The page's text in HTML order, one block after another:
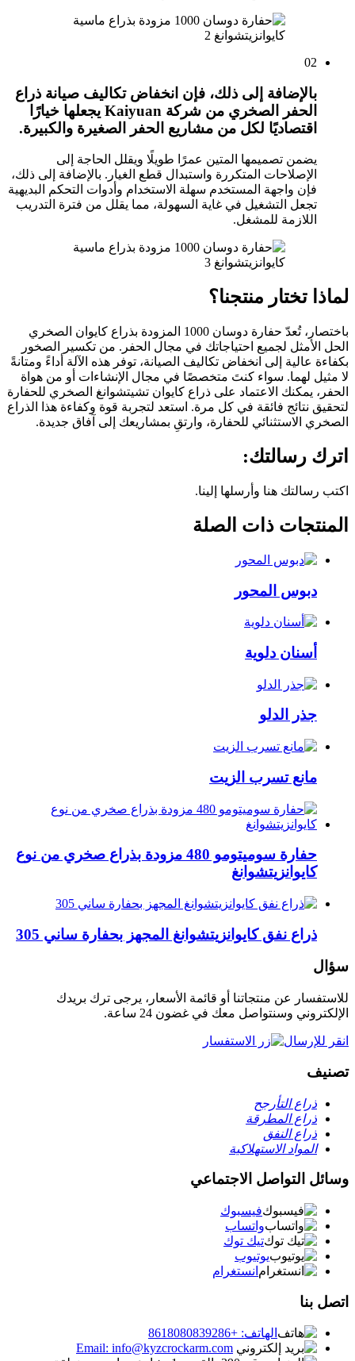
02
بالإضافة إلى ذلك، فإن انخفاض تكاليف صيانة ذراع
الحفر الصخري من شركة Kaiyuan يجعلها خيارًا
اقتصاديًا لكل من مشاريع الحفر الصغيرة والكبيرة.
يضمن تصميمها المتين عمرًا طويلًا ويقلل الحاجة إلى
الإصلاحات المتكررة واستبدال قطع الغيار. بالإضافة إلى ذلك،
فإن واجهة المستخدم سهلة الاستخدام وأدوات التحكم البديهية
تجعل التشغيل في غاية السهولة، مما يقلل من فترة التدريب
اللازمة للمشغل.
لماذا تختار منتجنا؟
باختصار، تُعدّ حفارة دوسان 1000 المزودة بذراع كايوان الصخري
الحل الأمثل لجميع احتياجاتك في مجال الحفر. من تكسير الصخور
بكفاءة عالية إلى انخفاض تكاليف الصيانة، توفر هذه الآلة أداءً ومتانةً
لا مثيل لهما. سواء كنتَ متخصصًا في مجال الإنشاءات أو من هواة
الحفر، يمكنك الاعتماد على ذراع كايوان تشيتشوانغ الصخري للحفارة
لتحقيق نتائج فائقة في كل مرة. استعد لتجربة قوة وكفاءة هذا الذراع
الصخري الاستثنائي للحفارة، وارتقِ بمشاريعك إلى آفاق جديدة.
اترك رسالتك:
اكتب رسالتك هنا وأرسلها إلينا.
المنتجات ذات الصلة
دبوس المحور
أسنان دلوية
جذر الدلو
مانع تسرب الزيت
حفارة سوميتومو 480 مزودة بذراع صخري من نوع
كايوانزيتشوانغ
ذراع نفق كايوانزيتشوانغ المجهز بحفارة ساني 305
سؤال
للاستفسار عن منتجاتنا أو قائمة الأسعار، يرجى ترك بريدك
الإلكتروني وسنتواصل معك في غضون 24 ساعة.
انقر للإرسال
تصنيف
ذراع التأرجح
ذراع المطرقة
ذراع النفق
المواد الاستهلاكية
وسائل التواصل الاجتماعي
فيسبوك
واتساب
تيك توك
يوتيوب
انستغرام
اتصل بنا
الهاتف: +8618080839286
Email: info@kyzcrockarm.com